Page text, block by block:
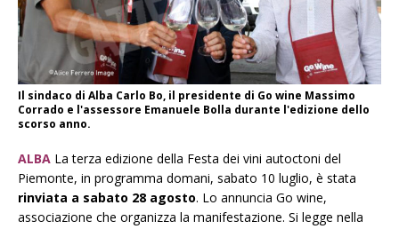
Il sindaco di Alba Carlo Bo, il presidente di Go wine Massimo
Corrado e l'assessore Emanuele Bolla durante l'edizione dello
scorso anno.
ALBA La terza edizione della Festa dei vini autoctoni del
Piemonte, in programma domani, sabato 10 luglio, è stata
rinviata a sabato 28 agosto. Lo annuncia Go wine,
associazione che organizza la manifestazione. Si legge nella